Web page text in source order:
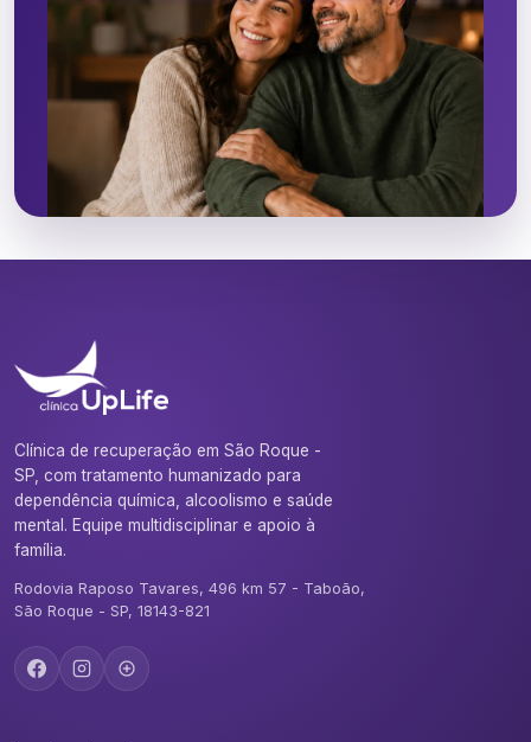
Clínica de recuperação em São Roque -
SP, com tratamento humanizado para
dependência química, alcoolismo e saúde
mental. Equipe multidisciplinar e apoio à
família.
Rodovia Raposo Tavares, 496 km 57 - Taboão,
São Roque - SP, 18143-821